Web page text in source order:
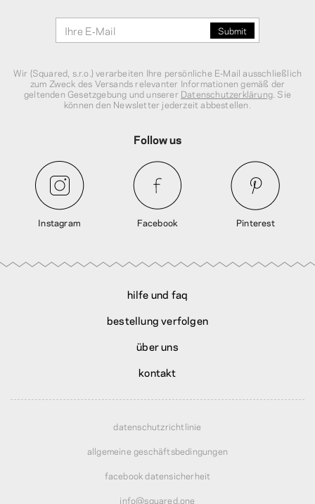
Wir (Squared, s.r.o.) verarbeiten Ihre persönliche E‑Mail ausschließlich
zum Zweck des Versands relevanter Informationen gemäß der
geltenden Gesetzgebung und unserer Datenschutzerklärung . Sie
können den Newsletter jederzeit abbestellen.
Follow us
Instagram Facebook Pinterest
hilfe und faq
bestellung verfolgen
über uns
kontakt
datenschutzrichtlinie
allgemeine geschäftsbedingungen
facebook datensicherheit
info@squared.one